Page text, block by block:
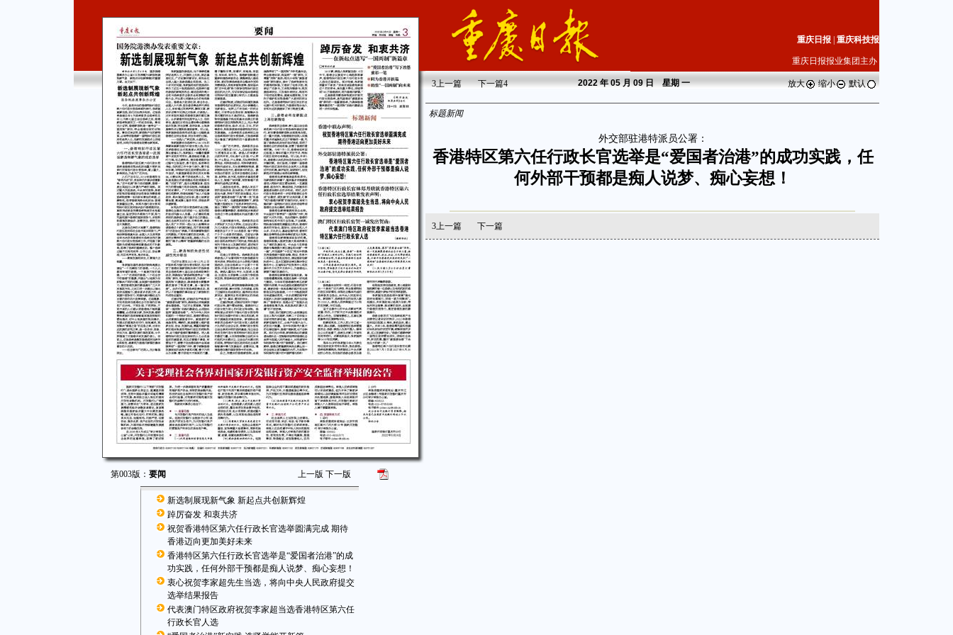
第003版： 要闻 上一版 下一版
新选制展现新气象 新起点共创新辉煌
踔厉奋发 和衷共济
祝贺香港特区第六任行政长官选举圆满完成 期待
香港迈向更加美好未来
香港特区第六任行政长官选举是“爱国者治港”的成
功实践，任何外部干预都是痴人说梦、痴心妄想！
衷心祝贺李家超先生当选，将向中央人民政府提交
选举结果报告
代表澳门特区政府祝贺李家超当选香港特区第六任
行政长官人选
重庆日报 重庆科技报
重庆日报报业集团主办
3上一篇 下一篇4 2022年 05 月 09 日 星期一 放大 缩小 默认
标题新闻
外交部驻港特派员公署：
香港特区第六任行政长官选举是“爱国者治港”的成功实践，任
何外部干预都是痴人说梦、痴心妄想！
3上一篇 下一篇